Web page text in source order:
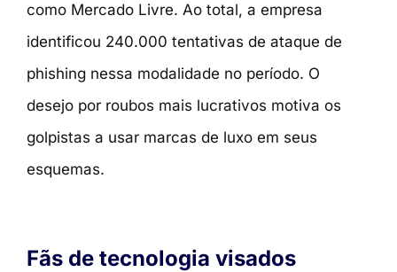
como Mercado Livre. Ao total, a empresa
identificou 240.000 tentativas de ataque de
phishing nessa modalidade no período. O
desejo por roubos mais lucrativos motiva os
golpistas a usar marcas de luxo em seus
esquemas.
Fãs de tecnologia visados